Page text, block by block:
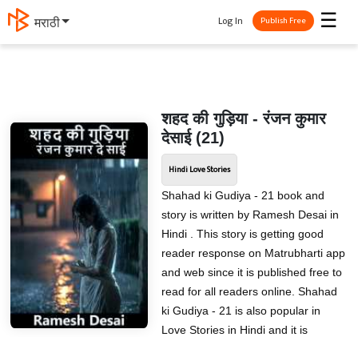
मराठी ☰
Log In Publish Free
शहद की गुड़िया - रंजन कुमार
देसाई (21)
Hindi Love Stories
Shahad ki Gudiya - 21 book and
story is written by Ramesh Desai in
Hindi . This story is getting good
reader response on Matrubharti app
and web since it is published free to
read for all readers online. Shahad
ki Gudiya - 21 is also popular in
Love Stories in Hindi and it is